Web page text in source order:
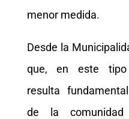
menor medida.
Desde la
que, en este tipo
resulta
de la